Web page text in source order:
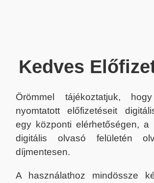
Kedves
Örömmel tájékoztatjuk,
nyomtatott előfizetéseit
egy központi elérhetőségen, a
digitális olvasó felületén
díjmentesen.
A használathoz mindössze